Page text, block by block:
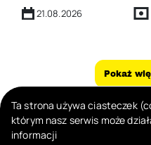
21.08.2026
Pokaż
Zgłoś
Ta strona używa ciasteczek
którym nasz serwis może
informacji